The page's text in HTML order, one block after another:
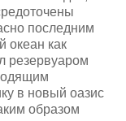
последним
океан как
резервуаром
в новый оазис
образом